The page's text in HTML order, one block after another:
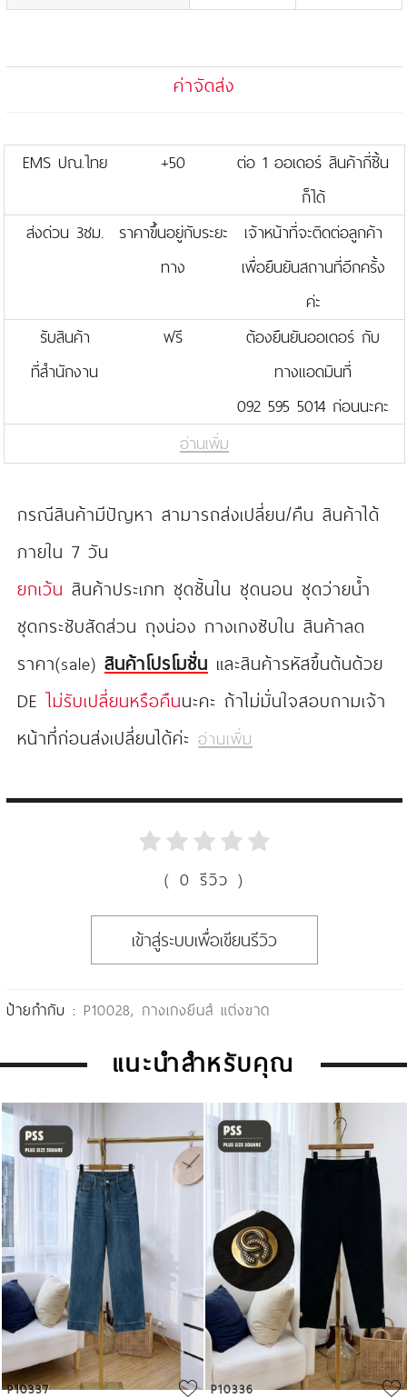
ค่าจัดส่ง
EMS ปณ.ไทย +50
ต่อ 1 ออเดอร์ สินค้ากี่ชิ้น
ก็ได้
ส่งด่วน 3ชม.
ราคาขึ้นอยู่กับระยะ
ทาง
เจ้าหน้าที่จะติดต่อลูกค้า
เพื่อยืนยันสถานที่อีกครั้ง
ค่ะ
รับสินค้า
ที่สำนักงาน
ฟรี
ต้องยืนยันออเดอร์ กับ
ทางแอดมินที่
092 595 5014 ก่อนนะคะ
อ่านเพิ่ม
กรณีสินค้ามีปัญหา สามารถส่งเปลี่ยน/คืน สินค้าได้
ภายใน 7 วัน
ยกเว้น สินค้าประเภท ชุดชั้นใน ชุดนอน ชุดว่ายน้ำ
ชุดกระชับสัดส่วน ถุงน่อง กางเกงซับใน สินค้าลด
ราคา(sale) สินค้าโปรโมชั่น และสินค้ารหัสขึ้นต้นด้วย
DE ไม่รับเปลี่ยนหรือคืนนะคะ ถ้าไม่มั่นใจสอบถามเจ้า
หน้าที่ก่อนส่งเปลี่ยนได้ค่ะ อ่านเพิ่ม
( 0 รีวิว )
เข้าสู่ระบบเพื่อเขียนรีวิว
ป้ายกำกับ :P10028,กางเกงยีนส์ แต่งขาด
แนะนำสำหรับคุณ
P10336